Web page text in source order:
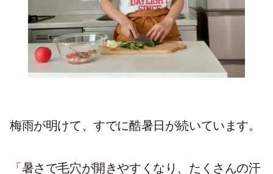
梅雨が明けて、すでに酷暑日が続いています。
「暑さで毛穴が開きやすくなり、たくさんの汗